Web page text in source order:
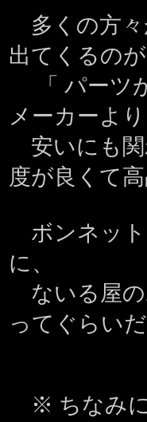
多くの方々
出てくるのが
「 パーツ
メーカーよ
安いにも
度が良くて高
ボンネット
に、
ないる屋の
ってぐらい
※ ちなみに